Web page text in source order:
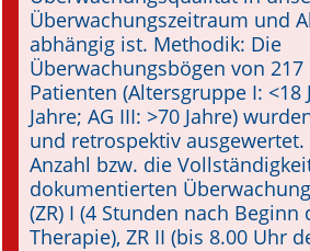
Kongresskalender
Überwachungszeitraum und
abhängig ist. Methodik: Die
Überwachungsbögen von
Patienten (Altersgruppe I: <18
Jahre; AG III: >70 Jahre)
und retrospektiv
Anzahl bzw. die
dokumentierten
(ZR) I (4 Stunden nach Beginn
Therapie), ZR II (bis 8.00 Uhr